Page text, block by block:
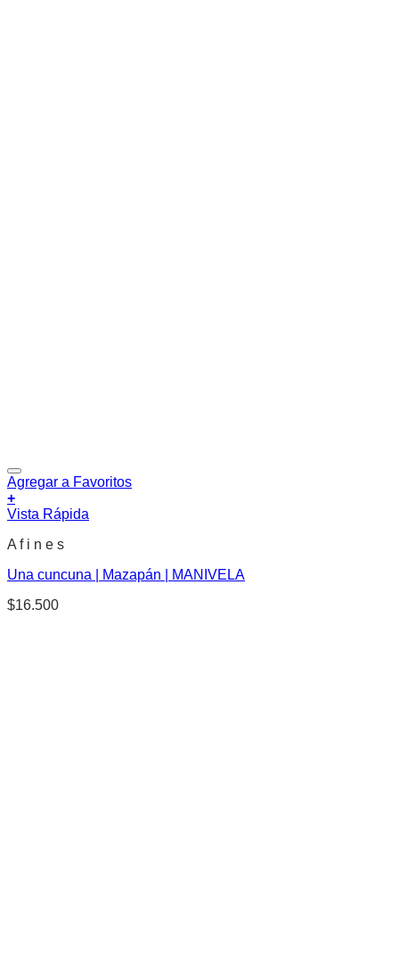
Agregar a Favoritos
+
Vista Rápida
A f i n e s
Una cuncuna | Mazapán | MANIVELA
$16.500